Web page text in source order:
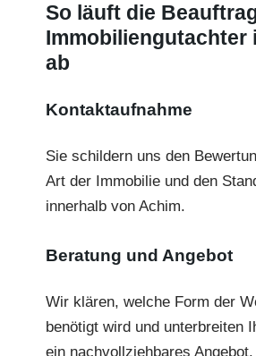
So läuft die
Immobiliengutachter
ab
Kontaktaufnahme
Sie schildern uns den
Art der Immobilie und den
innerhalb von Achim.
Beratung und Angebot
Wir klären, welche Form der
benötigt wird und unterbreiten
ein nachvollziehbares Angebot.